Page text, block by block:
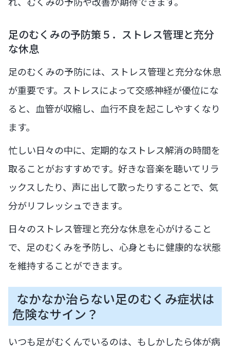
足のむくみの予防策５．ストレス管理と充分
な休息
足のむくみの予防には、ストレス管理と充分な休息
が重要です。ストレスによって交感神経が優位にな
ると、血管が収縮し、血行不良を起こしやすくなり
ます。
忙しい日々の中に、定期的なストレス解消の時間を
取ることがおすすめです。好きな音楽を聴いてリラ
ックスしたり、声に出して歌ったりすることで、気
分がリフレッシュできます。
日々のストレス管理と充分な休息を心がけること
で、足のむくみを予防し、心身ともに健康的な状態
を維持することができます。
なかなか治らない足のむくみ症状は
危険なサイン？
いつも足がむくんでいるのは、もしかしたら体が病